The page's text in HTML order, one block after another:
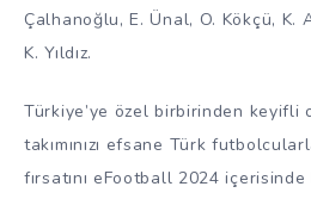
Çalhanoğlu, E. Ünal, O. Kökçü, K.
K. Yıldız.
Türkiye’ye özel birbirinden keyifli
takımınızı efsane Türk
fırsatını eFootball 2024 içerisinde